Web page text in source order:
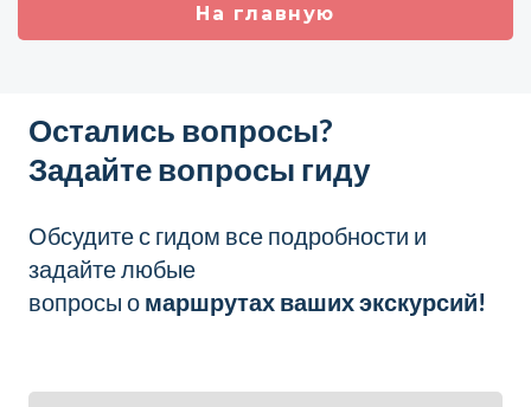
На главную
Остались вопросы?
Задайте вопросы гиду
Обсудите с гидом все подробности и
задайте любые
вопросы о маршрутах ваших экскурсий!